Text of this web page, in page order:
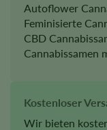
Autoflower
Feminisierte
CBD
Cannabissamen
Kostenloser
Wir bieten